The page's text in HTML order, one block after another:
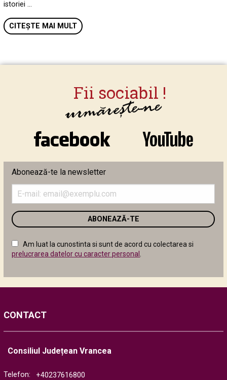
istoriei …
CITEȘTE MAI MULT
Abonează-te la newsletter
adresa
email
în
următor
Am luat la cunostinta si sunt de acord cu colectarea si
prelucrarea datelor cu caracter personal .
CONTACT
Consiliul Județean Vrancea
Telefon: +40237616800